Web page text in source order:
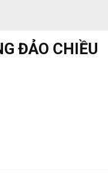
ĐẢO CHIỀU